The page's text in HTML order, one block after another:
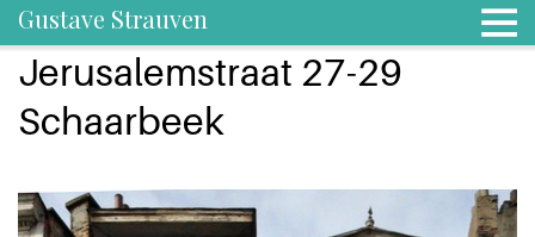
Gustave Strauven
Jerusalemstraat 27-29
Schaarbeek